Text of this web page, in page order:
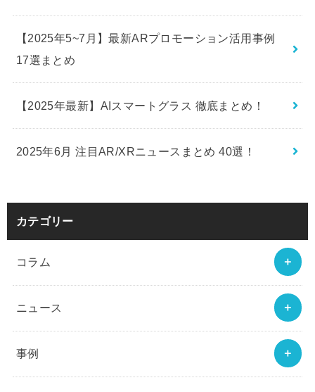
【2025年5~7月】最新ARプロモーション活用事例
17選まとめ
【2025年最新】AIスマートグラス 徹底まとめ！
2025年6月 注目AR/XRニュースまとめ 40選！
カテゴリー
コラム
ニュース
事例